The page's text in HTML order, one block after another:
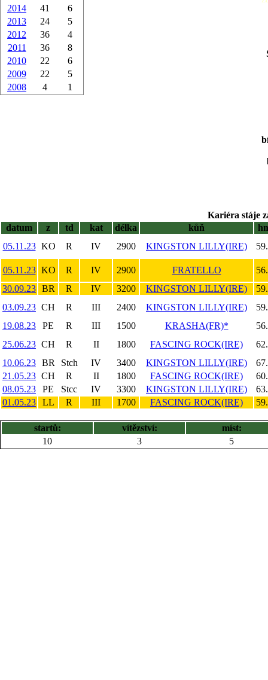
2014
41
6
2013
24
5
2012
36
4
2011
36
8
2010
22
6
2009
22
5
2008
4 1
Kariéra stáje
datum
z td kat délka kůň
05.11.23 KO R IV 2900 KINGSTON LILLY(IRE)
05.11.23 KO R IV 2900 FRATELLO
30.09.23 BR R IV 3200 KINGSTON LILLY(IRE)
03.09.23 CH R III 2400 KINGSTON LILLY(IRE)
19.08.23
PE R III 1500 KRASHA(FR)*
25.06.23 CH R II 1800 FASCING ROCK(IRE)
10.06.23 BR Stch IV 3400 KINGSTON LILLY(IRE)
21.05.23 CH R II 1800 FASCING ROCK(IRE)
08.05.23
PE Stcc IV 3300 KINGSTON LILLY(IRE)
01.05.23
LL R III 1700 FASCING ROCK(IRE)
startů: vítězství:
míst:
10
3 5